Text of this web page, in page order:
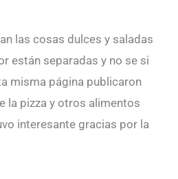
las cosas dulces y saladas
están separadas y no se si
misma página publicaron
la pizza y otros alimentos
interesante gracias por la